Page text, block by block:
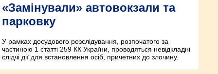
«Замінували» автовокзали та
парковку
У рамках досудового розслідування, розпочатого за
частиною 1 статті 259 КК України, проводяться невідкладні
слідчі дії для встановлення осіб, причетних до злочину.